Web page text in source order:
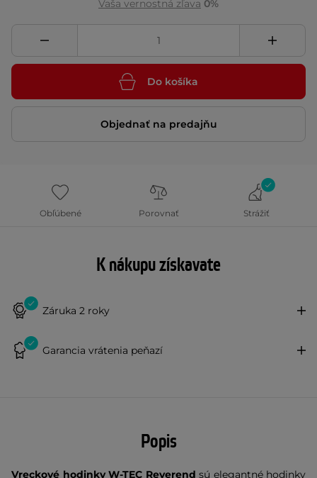
Vaša vernostná zľava 0%
Do košíka
Objednať na predajňu
Obľúbené Porovnať Strážiť
K nákupu získavate
Záruka 2 roky
Garancia vrátenia peňazí
Popis
Vreckové hodinky W-TEC Reverend sú elegantné hodinky